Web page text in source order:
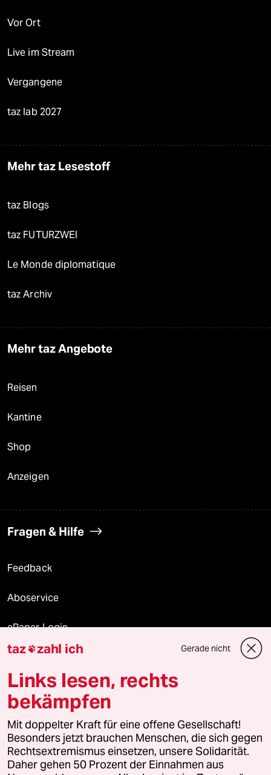
Vor Ort
Live im Stream
Vergangene
taz lab 2027
Mehr taz Lesestoff
taz Blogs
taz FUTURZWEI
Le Monde diplomatique
taz Archiv
Mehr taz Angebote
Reisen
Kantine
Shop
Anzeigen
Fragen & Hilfe
Feedback
Aboservice
ePaper Login
Downloads für Abonnierende
© 2026 taz Verlags und Vertriebs GmbH
Alle Rechte vorbehalten. Bei rechtlichen Fragen oder für Genehmigungen
wenden Sie sich bitte an lizenzen@taz.de
Feedback Redaktionsstatut Kommune-Richtlinien
taz zahl ich Gerade nicht
Links lesen, rechts
bekämpfen
Mit doppelter Kraft für eine offene Gesellschaft!
Besonders jetzt brauchen Menschen, die sich gegen
Rechtsextremismus einsetzen, unsere Solidarität.
Daher gehen 50 Prozent der Einnahmen aus